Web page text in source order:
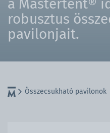
a Mastertent®
robusztus
pavilonjait.
Összecsukható pavilonok